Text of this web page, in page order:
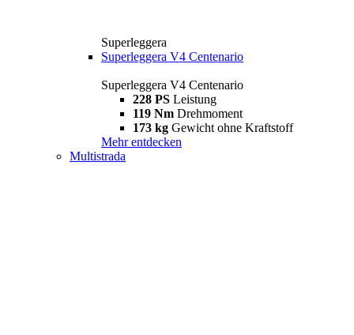
Superleggera
Superleggera V4 Centenario
Superleggera V4 Centenario
228 PS Leistung
119 Nm Drehmoment
173 kg Gewicht ohne Kraftstoff
Mehr entdecken
Multistrada